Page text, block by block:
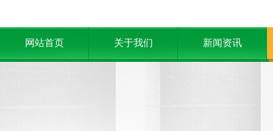
网站首页 关于我们 新闻资讯